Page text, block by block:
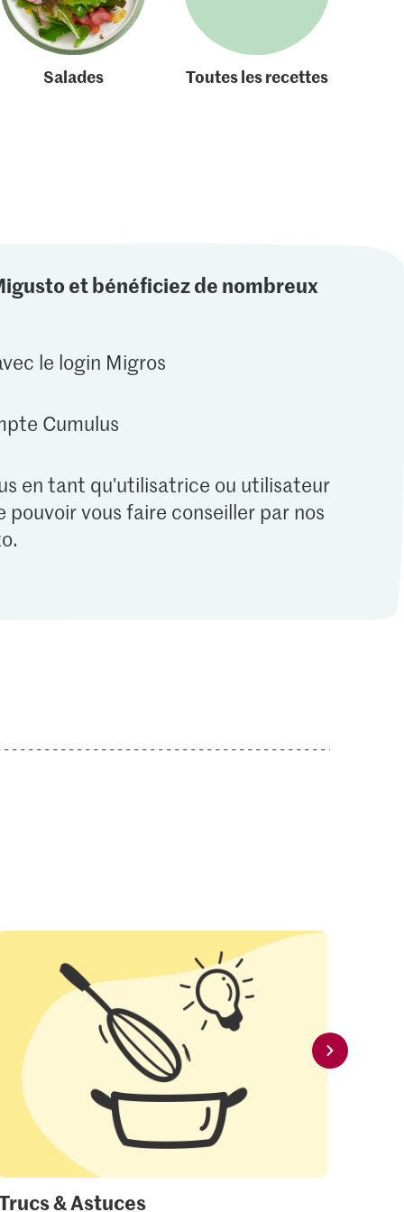
Salades Toutes les recettes
et bénéficiez de nombreux
le login Migros
Cumulus
en tant qu'utilisatrice ou utilisateur
pouvoir vous faire conseiller par nos
& Astuces